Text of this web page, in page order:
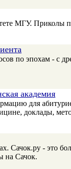
МГУ. Приколы
по эпохам - с
академия
для
доклады,
Сачок.ру - это
на Сачок.